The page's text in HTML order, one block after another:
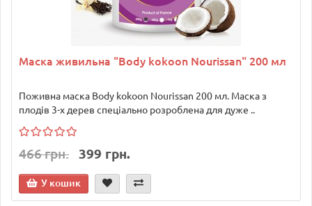
Маска живильна "Body kokoon Nourissan" 200 мл
Поживна маска Body kokoon Nourissan 200 мл. Маска з
плодів 3-х дерев спеціально розроблена для дуже ..
466 грн. 399 грн.
У кошик